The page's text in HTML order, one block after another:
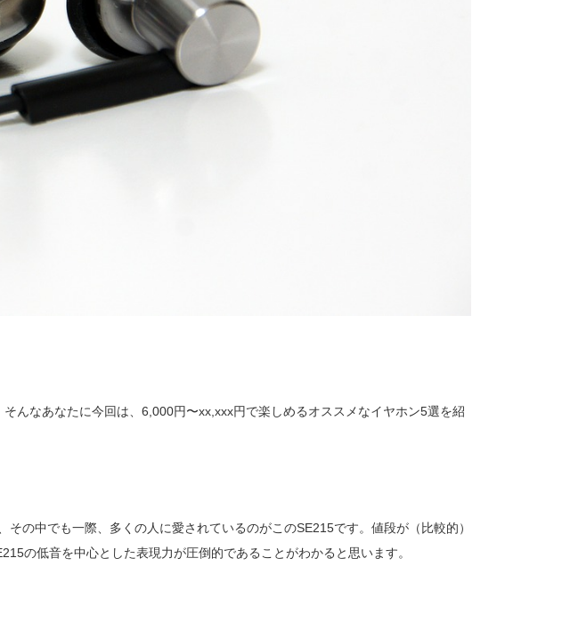
んなあなたに今回は、6,000円〜xx,xxx円で楽しめるオススメなイヤホン5選を紹
の中でも一際、多くの人に愛されているのがこのSE215です。値段が（比較的）
の低音を中心とした表現力が圧倒的であることがわかると思います。